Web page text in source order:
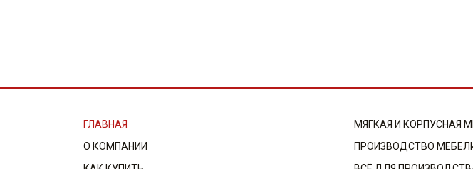
ГЛАВНАЯ
О КОМПАНИИ
МЯГКАЯ И КОРПУСНАЯ
ПРОИЗВОДСТВО